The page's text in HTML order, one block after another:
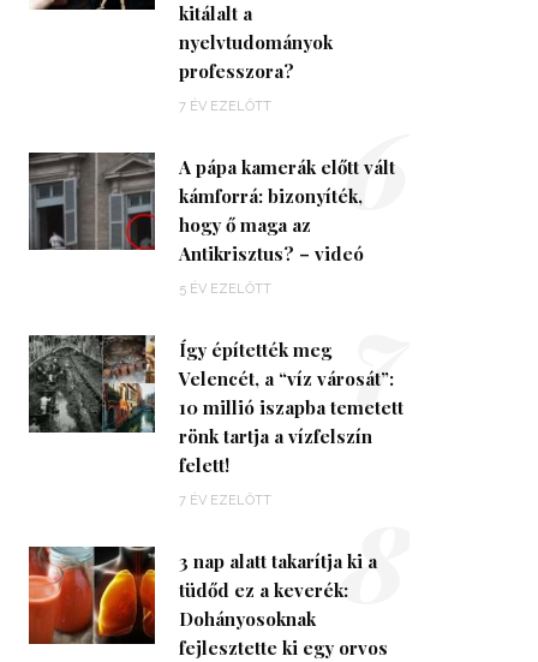
kitálalt a
nyelvtudományok
professzora?
7 ÉV EZELŐTT
A pápa kamerák előtt vált
kámforrá: bizonyíték,
hogy ő maga az
Antikrisztus? – videó
5 ÉV EZELŐTT
6
Így építették meg
Velencét, a “víz városát”:
10 millió iszapba temetett
rönk tartja a vízfelszín
felett!
7 ÉV EZELŐTT
7
3 nap alatt takarítja ki a
tüdőd ez a keverék:
Dohányosoknak
fejlesztette ki egy orvos
8